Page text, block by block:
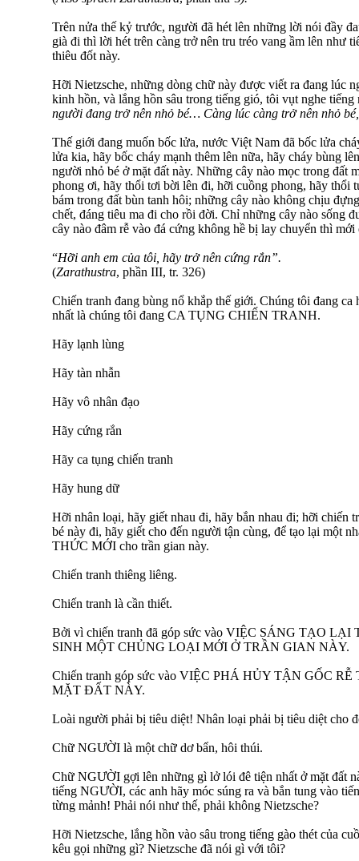
Trên nửa thế kỷ trước, người đã hét lên những lời nói đầy
già đi thì lời hét trên càng trở nên tru tréo vang ầm lên như
thiêu đốt này.
Hỡi Nietzsche, những dòng chữ này được viết ra đang lúc
kinh hồn, và lắng hồn sâu trong tiếng gió, tôi vụt nghe tiếng
người đang trở nên nhỏ bé… Càng lúc càng trở nên nhỏ
Thế giới đang muốn bốc lửa, nước Việt Nam đã bốc lửa
lửa kia, hãy bốc cháy mạnh thêm lên nữa, hãy cháy bùng
người nhỏ bé ở mặt đất này. Những cây nào mọc trong đất
phong ơi, hãy thổi tơi bời lên đi, hỡi cuồng phong, hãy thổi
bám trong đất bùn tanh hôi; những cây nào không chịu
chết, đáng tiêu ma đi cho rồi đời. Chỉ những cây nào sống
cây nào đâm rễ vào đá cứng không hề bị lay chuyển thì mới
“Hỡi anh em của tôi, hãy trở nên cứng rắn”.
(Zarathustra, phần III, tr. 326)
Chiến tranh đang bùng nổ khắp thế giới. Chúng tôi đang ca
nhất là chúng tôi đang CA TỤNG CHIẾN TRANH.
Hãy lạnh lùng
Hãy tàn nhẫn
Hãy vô nhân đạo
Hãy cứng rắn
Hãy ca tụng chiến tranh
Hãy hung dữ
Hỡi nhân loại, hãy giết nhau đi, hãy bắn nhau đi; hỡi chiến
bé này đi, hãy giết cho đến người tận cùng, để tạo lại một
THỨC MỚI cho trần gian này.
Chiến tranh thiêng liêng.
Chiến tranh là cần thiết.
Bởi vì chiến tranh đã góp sức vào VIỆC SÁNG TẠO
SINH MỘT CHỦNG LOẠI MỚI Ở TRẦN GIAN NÀY.
Chiến tranh góp sức vào VIỆC PHÁ HỦY TẬN GỐC
MẶT ĐẤT NÀY.
Loài người phải bị tiêu diệt! Nhân loại phải bị tiêu diệt cho
Chữ NGƯỜI là một chữ dơ bẩn, hôi thúi.
Chữ NGƯỜI gợi lên những gì lở lói đê tiện nhất ở mặt đất
tiếng NGƯỜI, các anh hãy móc súng ra và bắn tung vào
từng mảnh! Phải nói như thế, phải không Nietzsche?
Hỡi Nietzsche, lắng hồn vào sâu trong tiếng gào thét của
kêu gọi những gì? Nietzsche đã nói gì với tôi?